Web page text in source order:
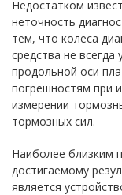
Недостатком
неточность
тем, что колеса
средства не всегда
продольной оси
погрешностям при
измерении
тормозных сил.
Наиболее близким
достигаемому
является